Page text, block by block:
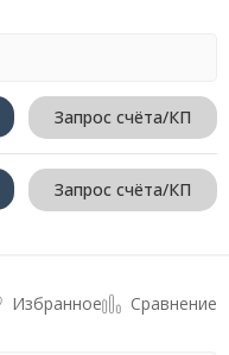
Запрос счёта/КП
Запрос счёта/КП
Избранное Сравнение